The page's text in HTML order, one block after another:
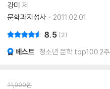
강미 저
문학과지성사
2011.02.01.
8.5 2
베스트 청소년 문학 top100 2주
11,000원